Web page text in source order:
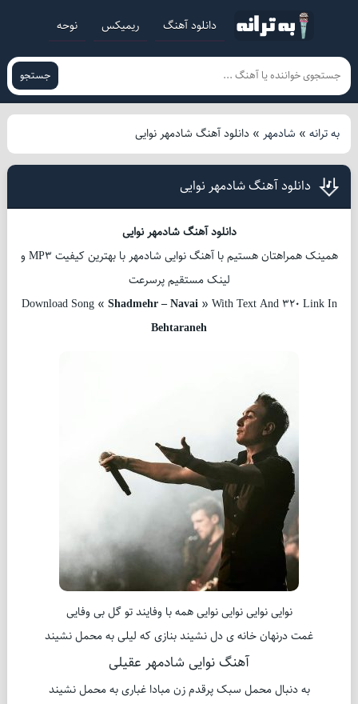
دانلود آهنگ ریمیکس نوحه
جستجو
به ترانه» شادمهر» دانلود آهنگ شادمهر نوایی
دانلود آهنگ شادمهر نوایی
دانلود آهنگ شادمهر نوایی
همینک همراهتان هستیم با آهنگ نوایی شادمهر با بهترین کیفیت MP3 و
لینک مستقیم پرسرعت
Download Song « Shadmehr – Navai» With Text And 320 Link In
Behtaraneh
نوایی نوایی نوایی نوایی همه با وفایند تو گل بی وفایی
غمت درنهان خانه ی دل نشیند بنازی که لیلی به محمل نشیند
آهنگ نوایی شادمهر عقیلی
به دنبال محمل سبک پرقدم زن مبادا غباری به محمل نشیند